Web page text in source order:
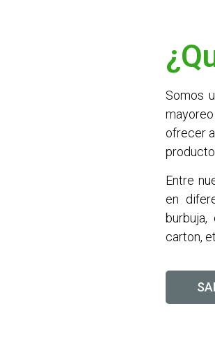
Somos
ofrecer
Entre
en
carton,